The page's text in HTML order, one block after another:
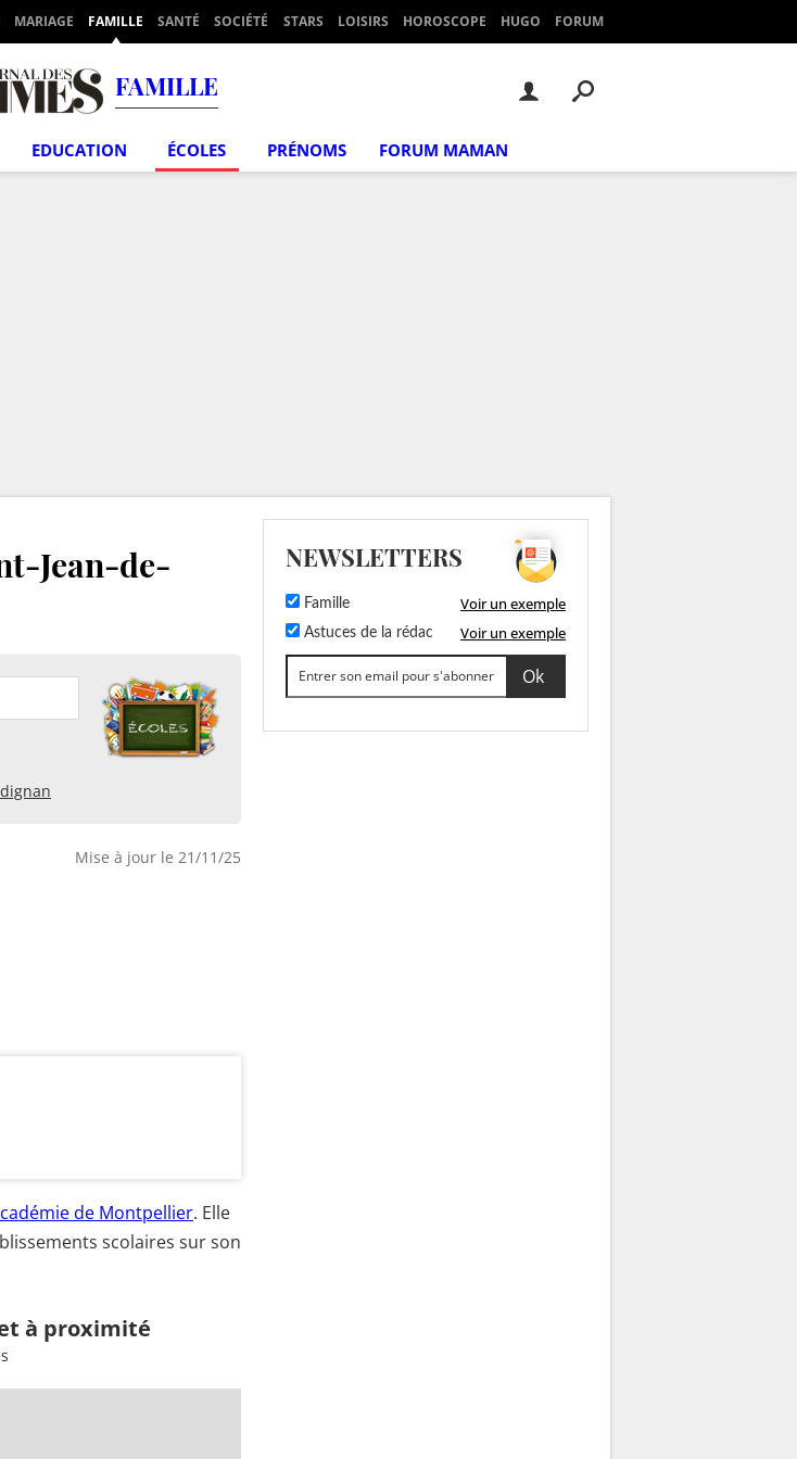
MARIAGE FAMILLE SANTÉ SOCIÉTÉ STARS LOISIRS HOROSCOPE HUGO FORUM
FAMILLE
EDUCATION ÉCOLES PRÉNOMS FORUM MAMAN
Jean-de-
Mise à jour le 21/11/25
de Montpellier. Elle
scolaires sur son
à proximité
NEWSLETTERS
Famille Voir un exemple
Astuces de la rédac Voir un exemple